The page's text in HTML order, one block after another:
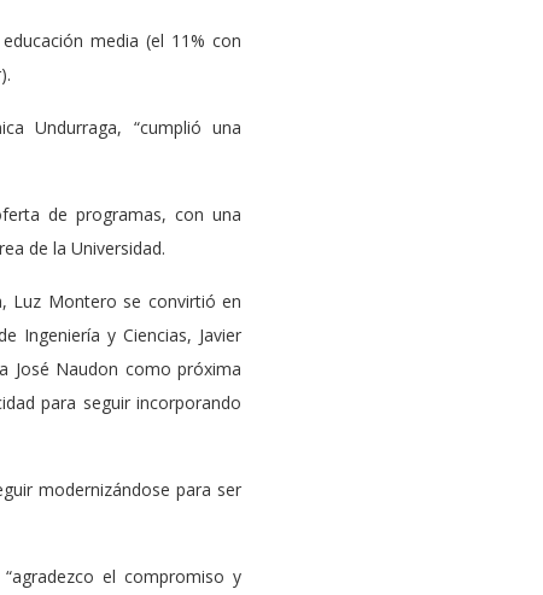
media (el 11% con
Undurraga, “cumplió una
de programas, con una
de la Universidad.
Luz Montero se convirtió en
Ingeniería y Ciencias, Javier
José Naudon como próxima
para seguir incorporando
modernizándose para ser
el compromiso y